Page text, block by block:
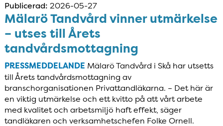
Publicerad: 2026-05-27
Mälarö Tandvård vinner utmärkelse
– utses till Årets
tandvårdsmottagning
PRESSMEDDELANDE Mälarö Tandvård i Skå har utsetts
till Årets tandvårdsmottagning av
branschorganisationen Privattandläkarna. – Det här är
en viktig utmärkelse och ett kvitto på att vårt arbete
med kvalitet och arbetsmiljö haft effekt, säger
tandläkaren och verksamhetschefen Folke Ornell.